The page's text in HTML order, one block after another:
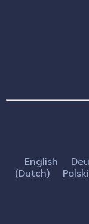
English
(Dutch)
Polski